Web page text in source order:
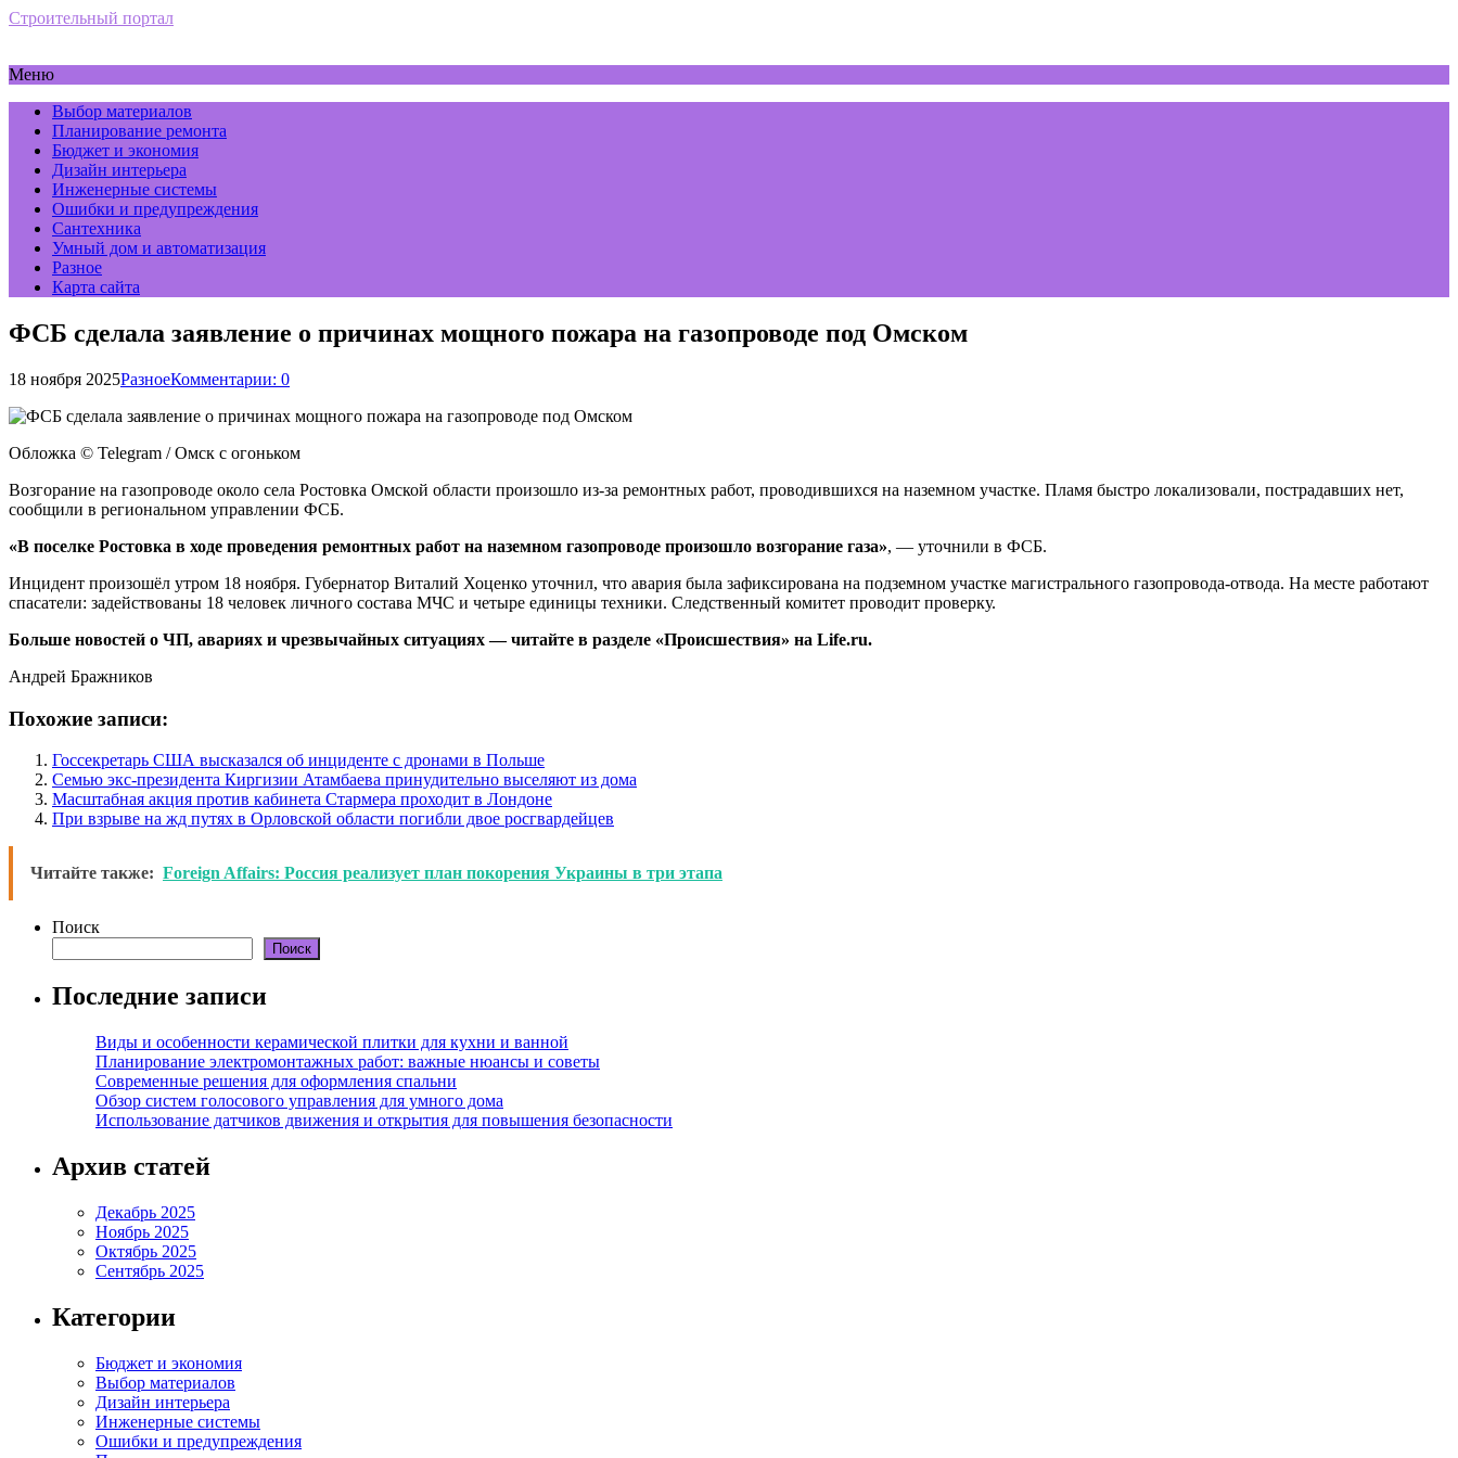
Строительный портал
Меню
Выбор материалов
Планирование ремонта
Бюджет и экономия
Дизайн интерьера
Инженерные системы
Ошибки и предупреждения
Сантехника
Умный дом и автоматизация
Разное
Карта сайта
ФСБ сделала заявление о причинах мощного пожара на газопроводе под Омском
18 ноября 2025РазноеКомментарии: 0
Обложка © Telegram / Омск с огоньком
Возгорание на газопроводе около села Ростовка Омской области произошло из-за ремонтных работ, проводившихся на наземном участке. Пламя быстро локализовали, пострадавших нет,
сообщили в региональном управлении ФСБ.
«В поселке Ростовка в ходе проведения ремонтных работ на наземном газопроводе произошло возгорание газа», — уточнили в ФСБ.
Инцидент произошёл утром 18 ноября. Губернатор Виталий Хоценко уточнил, что авария была зафиксирована на подземном участке магистрального газопровода-отвода. На месте работают
спасатели: задействованы 18 человек личного состава МЧС и четыре единицы техники. Следственный комитет проводит проверку.
Больше новостей о ЧП, авариях и чрезвычайных ситуациях — читайте в разделе «Происшествия» на Life.ru.
Андрей Бражников
Похожие записи:
Госсекретарь США высказался об инциденте с дронами в Польше
Семью экс-президента Киргизии Атамбаева принудительно выселяют из дома
Масштабная акция против кабинета Стармера проходит в Лондоне
При взрыве на жд путях в Орловской области погибли двое росгвардейцев
Читайте также: Foreign Affairs: Россия реализует план покорения Украины в три этапа
Поиск
Поиск
Последние записи
Виды и особенности керамической плитки для кухни и ванной
Планирование электромонтажных работ: важные нюансы и советы
Современные решения для оформления спальни
Обзор систем голосового управления для умного дома
Использование датчиков движения и открытия для повышения безопасности
Архив статей
Декабрь 2025
Ноябрь 2025
Октябрь 2025
Сентябрь 2025
Категории
Бюджет и экономия
Выбор материалов
Дизайн интерьера
Инженерные системы
Ошибки и предупреждения